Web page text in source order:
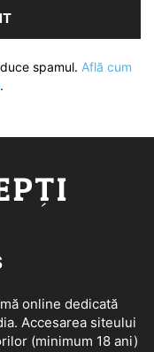
spamul. Află cum
.
online dedicată
Accesarea siteului
(minimum 18 ani)